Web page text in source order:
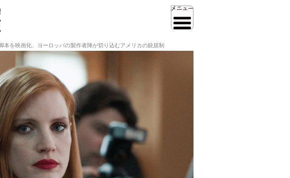
本を映画化、ヨーロッパの製作者陣が切り込むアメリカの銃規制